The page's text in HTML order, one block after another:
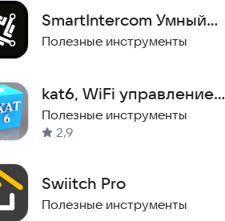
комфортом в своем доме.
SmartIntercom Умный
домофон
Полезные инструменты
kat6, WiFi управление
автоматикой для теплиц
Полезные инструменты
2,9
Swiitch Pro
Полезные инструменты